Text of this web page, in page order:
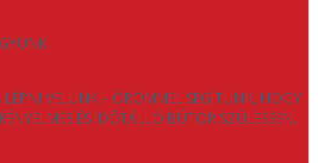
VELÜNK – ÖRÖMMEL SEGÍTÜNK, HOGY
ÉS IDŐTÁLLÓ BÚTOR SZÜLESSEN.